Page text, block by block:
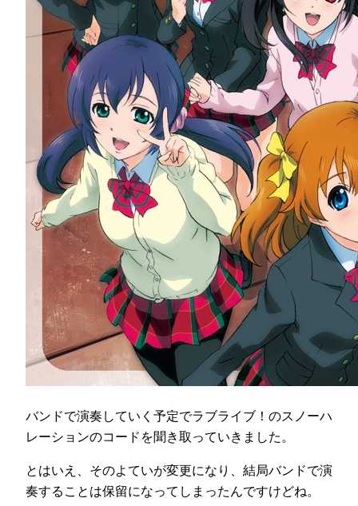
バンドで演奏していく予定でラブライブ！のスノーハ
レーションのコードを聞き取っていきました。
とはいえ、そのよていが変更になり、結局バンドで演
奏することは保留になってしまったんですけどね。